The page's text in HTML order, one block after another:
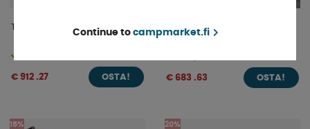
Twistboxes Kattoboksi
€ 912 .27 OSTA!
Hyttysovi Fiat Ducaton
€ 683 .63 OSTA!
15% 20%
Continue to campmarket.fi